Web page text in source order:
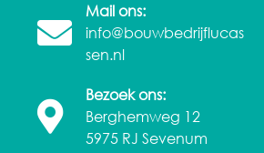
Mail ons:
info@bouwbedrijflucas
sen.nl
Bezoek ons:
Berghemweg 12
5975 RJ Sevenum